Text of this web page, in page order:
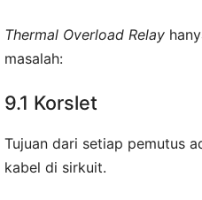
Thermal Overload Relay
masalah:
9.1 Korslet
Tujuan dari setiap pemutus
kabel di sirkuit.